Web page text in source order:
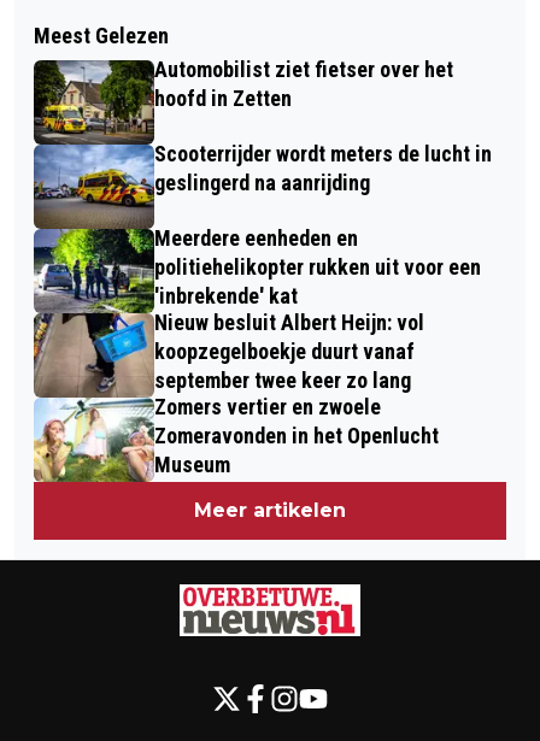
HULPDIENSTEN RUKKEN UIT VOOR
VERMISTE ZWEMMER
‘WAALVERHALEN’ BRENGT 150
VERHALEN LANGS DE WAAL TOT
LEVEN
Meest Gelezen
Automobilist ziet fietser over het
hoofd in Zetten
Scooterrijder wordt meters de lucht in
geslingerd na aanrijding
Meerdere eenheden en
politiehelikopter rukken uit voor een
'inbrekende' kat
Nieuw besluit Albert Heijn: vol
koopzegelboekje duurt vanaf
september twee keer zo lang
Zomers vertier en zwoele
Zomeravonden in het Openlucht
Museum
Meer artikelen